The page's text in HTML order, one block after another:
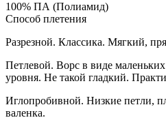
100% ПА (Полиамид)
Способ плетения
Разрезной. Классика. Мягкий,
Петлевой. Ворс в виде
уровня. Не такой гладкий.
Иглопробивной. Низкие петли,
валенка.